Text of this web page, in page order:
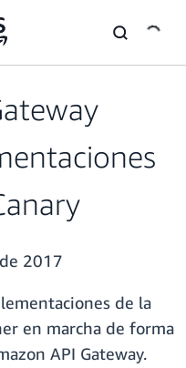
2017
de la
en marcha de forma
API Gateway.